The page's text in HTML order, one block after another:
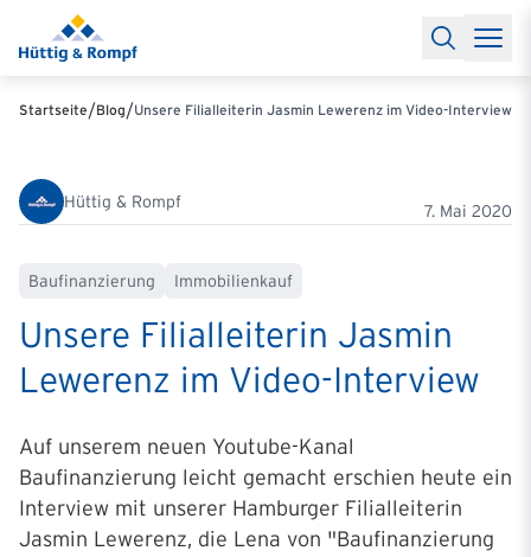
Baufinanzierung
RechnerBaufinanzierungsrechner
Anschlussfinanzierung
Partnerschaft
Partner werden
Käuferprofile 2026
News & Events
Über unsIhre Ansprechpartner
Startseite/Blog/Unsere Filialleiterin Jasmin Lewerenz im Video-Interview
Hüttig & Rompf 7. Mai 2020
Baufinanzierung Immobilienkauf
Unsere Filial­lei­terin Jasmin
Lewerenz im Video-Interview
Auf unserem neuen Youtube-Kanal
Baufinanzierung leicht gemacht erschien heute ein
Interview mit unserer Hamburger Filialleiterin
Jasmin Lewerenz, die Lena von "Baufinanzierung